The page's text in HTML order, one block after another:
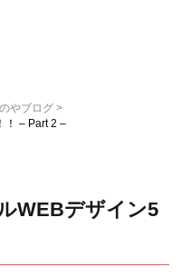
やブログ
！ – Part 2 –
WEBデザイン5